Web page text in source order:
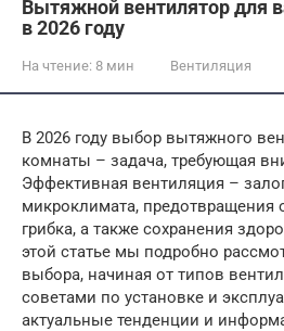
Вытяжной вентилятор для
в 2026 году
На чтение: 8 мин Вентиляция
В 2026 году выбор вытяжного
комнаты – задача, требующая
Эффективная вентиляция –
микроклимата, предотвращения
грибка, а также сохранения
этой статье мы подробно
выбора, начиная от типов
советами по установке и
актуальные тенденции и